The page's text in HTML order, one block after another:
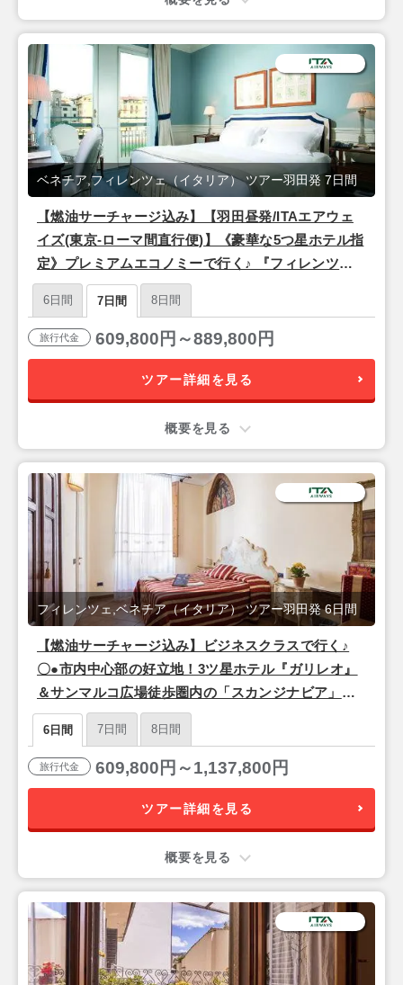
【燃油サーチャージ込み】【羽田昼発/ITAエアウェ
イズ(東京-ローマ間直行便)】《豪華な5つ星ホテル指
定》プレミアムエコノミーで行く♪ 『フィレンツェ
＆ベネチア』7日間
ベネチア,フィレンツェ（イタリア） ツアー羽田発 7日間
6日間 7日間 8日間
旅行代金 609,800円～889,800円
ツアー詳細を見る
概要を見る
【燃油サーチャージ込み】ビジネスクラスで行く♪
〇●市内中心部の好立地！3ツ星ホテル『ガリレオ』
＆サンマルコ広場徒歩圏内の「スカンジナビア」宿
泊●〇 『フィレンツェ＆ベネチア』6日間【羽田昼
発/ITAエアウェイズ(東京-ローマ間直行便)】
フィレンツェ,ベネチア（イタリア） ツアー羽田発 6日間
6日間 7日間 8日間
旅行代金 609,800円～1,137,800円
ツアー詳細を見る
概要を見る